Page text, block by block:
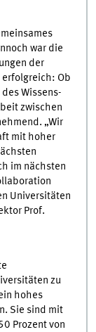
war die
der
erfolgreich: Ob
Wissens-
zwischen
„Wir
mit hoher
im nächsten
Universitäten
Prof.
zu
hohes
Sie sind mit
Prozent von